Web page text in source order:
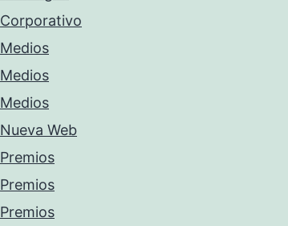
Corporativo
Medios
Medios
Medios
Nueva Web
Premios
Premios
Premios